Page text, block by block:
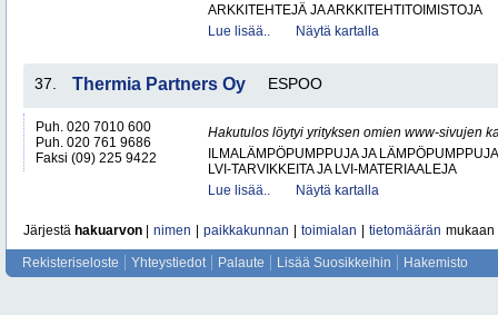
ARKKITEHTEJÄ JA ARKKITEHTITOIMISTOJA
Lue lisää..
Näytä kartalla
37. Thermia Partners Oy ESPOO
Puh. 020 7010 600
Puh. 020 761 9686
Faksi (09) 225 9422
Hakutulos löytyi yrityksen omien www-sivujen
ILMALÄMPÖPUMPPUJA JA LÄMPÖPUMPPUJA
LVI-TARVIKKEITA JA LVI-MATERIAALEJA
Lue lisää..
Näytä kartalla
Järjestä hakuarvon nimen paikkakunnan toimialan tietomäärän mukaan
Rekisteriseloste Yhteystiedot Palaute Lisää Suosikkeihin Hakemisto